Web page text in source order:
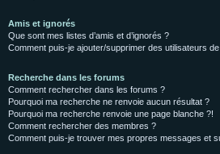
Amis et ignorés
Que sont mes listes d’amis et d’ignorés ?
Comment puis-je ajouter/supprimer des utilisateurs de
Recherche dans les forums
Comment rechercher dans les forums ?
Pourquoi ma recherche ne renvoie aucun résultat ?
Pourquoi ma recherche renvoie une page blanche ?!
Comment rechercher des membres ?
Comment puis-je trouver mes propres messages et